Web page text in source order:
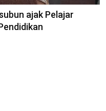
ajak Pelajar